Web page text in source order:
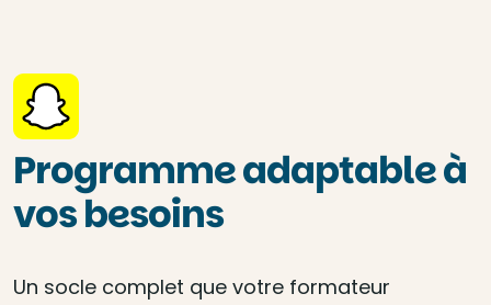
Programme adaptable à
vos besoins
Un socle complet que votre formateur